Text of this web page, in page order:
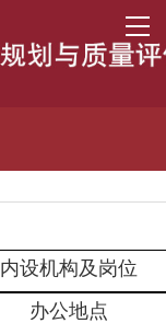
内设机构及岗位
办公地点